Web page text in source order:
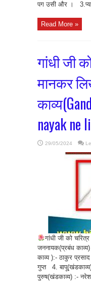
पग उसी और ।
Read More »
गांधी जी
मानकर
nayak ne
29/05/2024
गांधी जी को
जननायक(प्रबंध
काव्य ):- ठाकुर
गुप्त 4.
पुरुष(खंडकाव्य) :-